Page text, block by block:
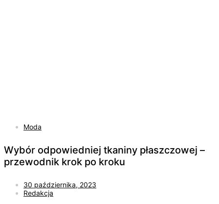
Moda
Wybór odpowiedniej tkaniny płaszczowej –
przewodnik krok po kroku
30 października, 2023
Redakcja